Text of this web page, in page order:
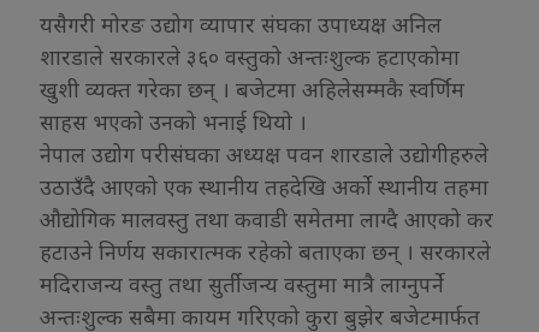
यसैगरी मोरङ उद्योग व्यापार संघका उपाध्यक्ष अनिल
शारडाले सरकारले ३६० वस्तुको अन्तःशुल्क हटाएकोमा
खुशी व्यक्त गरेका छन् । बजेटमा अहिलेसम्मकै स्वर्णिम
साहस भएको उनको भनाई थियो ।
नेपाल उद्योग परीसंघका अध्यक्ष पवन शारडाले उद्योगीहरुले
उठाउँदै आएको एक स्थानीय तहदेखि अर्को स्थानीय तहमा
औद्योगिक मालवस्तु तथा कवाडी समेतमा लाग्दै आएको कर
हटाउने निर्णय सकारात्मक रहेको बताएका छन् । सरकारले
मदिराजन्य वस्तु तथा सुर्तीजन्य वस्तुमा मात्रै लाग्नुपर्ने
अन्तःशुल्क सबैमा कायम गरिएको कुरा बुझेर बजेटमार्फत